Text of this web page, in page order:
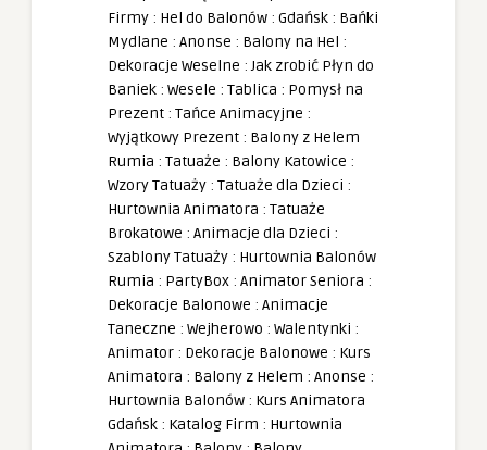
Firmy : Hel do Balonów : Gdańsk : Bańki
Mydlane : Anonse : Balony na Hel :
Dekoracje Weselne :Jak zrobić Płyn do
Baniek : Wesele : Tablica : Pomysł na
Prezent : Tańce Animacyjne :
Wyjątkowy Prezent : Balony z Helem
Rumia : Tatuaże : Balony Katowice :
Wzory Tatuaży : Tatuaże dla Dzieci :
Hurtownia Animatora : Tatuaże
Brokatowe : Animacje dla Dzieci :
Szablony Tatuaży : Hurtownia Balonów
Rumia : PartyBox : Animator Seniora :
Dekoracje Balonowe : Animacje
Taneczne : Wejherowo : Walentynki :
Animator : Dekoracje Balonowe : Kurs
Animatora : Balony z Helem : Anonse :
Hurtownia Balonów : Kurs Animatora
Gdańsk : Katalog Firm : Hurtownia